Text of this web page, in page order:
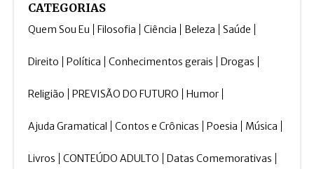
CATEGORIAS
Quem Sou Eu Filosofia Ciência Beleza Saúde
Direito Política Conhecimentos gerais Drogas
Religião PREVISÃO DO FUTURO Humor
Ajuda Gramatical Contos e Crônicas Poesia Música
Livros CONTEÚDO ADULTO Datas Comemorativas